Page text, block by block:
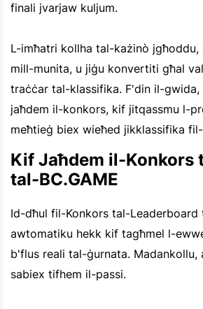
finali jvarjaw kuljum.
L-imħatri kollha tal-każinò
mill-munita, u jiġu konvertiti għal
traċċar tal-klassifika. F'din il-gwida,
jaħdem il-konkors, kif jitqassmu l-
meħtieġ biex wieħed jikklassifika
Kif Jaħdem il-Konkors
tal-BC.GAME
Id-dħul fil-Konkors tal-Leaderboard
awtomatiku hekk kif tagħmel l-
b'flus reali tal-ġurnata. Madankollu,
sabiex tifhem il-passi.